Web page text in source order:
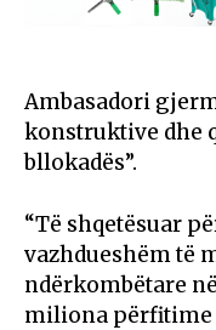
Ambasadori
konstruktive dhe
bllokadës”.
“Të shqetësuar
vazhdueshëm të
ndërkombëtare
miliona përfitime